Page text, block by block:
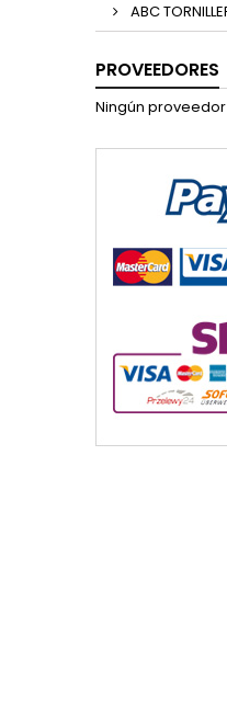
ABC
PROVEEDORES
Ningún proveedor